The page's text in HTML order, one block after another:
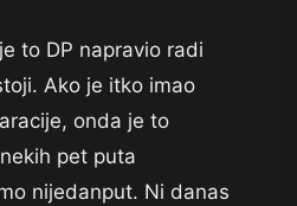
to DP napravio radi
Ako je itko imao
onda je to
pet puta
nijedanput. Ni danas